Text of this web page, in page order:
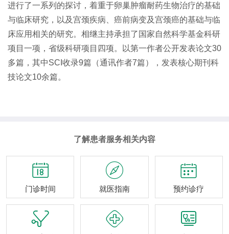
进行了一系列的探讨，着重于卵巢肿瘤耐药生物治疗的基础
与临床研究，以及宫颈疾病、癌前病变及宫颈癌的基础与临
床应用相关的研究。相继主持承担了国家自然科学基金科研
项目一项，省级科研项目四项。以第一作者公开发表论文30
多篇，其中SCI收录9篇（通讯作者7篇），发表核心期刊科
技论文10余篇。
了解患者服务相关内容

门诊时间

就医指南

预约诊疗
  